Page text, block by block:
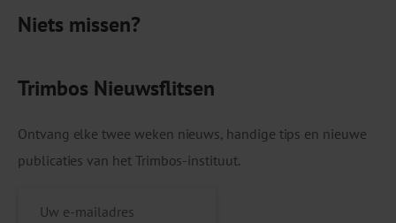
Niets missen?
Trimbos Nieuwsflitsen
Ontvang elke twee weken nieuws, handige tips en nieuwe
publicaties van het Trimbos-instituut.